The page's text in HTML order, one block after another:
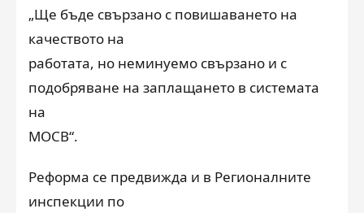
„Ще бъде свързано с повишаването на
качеството на
работата, но неминуемо свързано и с
подобряване на заплащането в системата
на
МОСВ“.
Реформа се предвижда и в Регионалните
инспекции по